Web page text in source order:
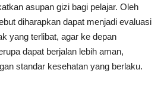
asupan gizi bagi pelajar. Oleh
diharapkan dapat menjadi evaluasi
yang terlibat, agar ke depan
dapat berjalan lebih aman,
standar kesehatan yang berlaku.